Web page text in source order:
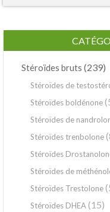
Stéroïdes bruts (239)
Stéroïdes de
Stéroïdes boldénone
Stéroïdes de
Stéroïdes trenbolone
Stéroïdes
Stéroïdes de
Stéroïdes Trestolone
Stéroïdes DHEA(15)